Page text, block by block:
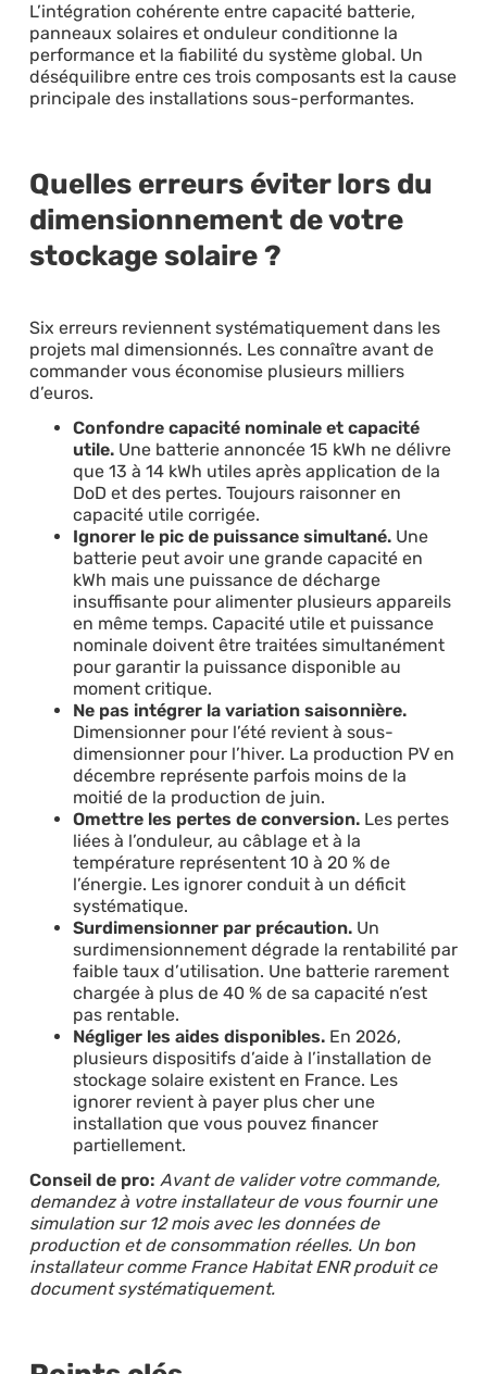
L’intégration cohérente entre capacité batterie,
panneaux solaires et onduleur conditionne la
performance et la fiabilité du système global. Un
déséquilibre entre ces trois composants est la cause
principale des installations sous-performantes.
Quelles erreurs éviter lors du
dimensionnement de votre
stockage solaire ?
Six erreurs reviennent systématiquement dans les
projets mal dimensionnés. Les connaître avant de
commander vous économise plusieurs milliers
d’euros.
Confondre capacité nominale et capacité
utile.Une batterie annoncée 15 kWh ne délivre
que 13 à 14 kWh utiles après application de la
DoD et des pertes. Toujours raisonner en
capacité utile corrigée.
Ignorer le pic de puissance simultané.Une
batterie peut avoir une grande capacité en
kWh mais une puissance de décharge
insuffisante pour alimenter plusieurs appareils
en même temps. Capacité utile et puissance
nominale doivent être traitées simultanément
pour garantir la puissance disponible au
moment critique.
Ne pas intégrer la variation saisonnière.
Dimensionner pour l’été revient à sous-
dimensionner pour l’hiver. La production PV en
décembre représente parfois moins de la
moitié de la production de juin.
Omettre les pertes de conversion.Les pertes
liées à l’onduleur, au câblage et à la
température représentent 10 à 20 % de
l’énergie. Les ignorer conduit à un déficit
systématique.
Surdimensionner par précaution.Un
surdimensionnement dégrade la rentabilité par
faible taux d’utilisation. Une batterie rarement
chargée à plus de 40 % de sa capacité n’est
pas rentable.
Négliger les aides disponibles.En 2026,
plusieurs dispositifs d’aide à l’installation de
stockage solaire existent en France. Les
ignorer revient à payer plus cher une
installation que vous pouvez financer
partiellement.
Conseil de pro: Avant de valider votre commande,
demandez à votre installateur de vous fournir une
simulation sur 12 mois avec les données de
production et de consommation réelles. Un bon
installateur comme France Habitat ENR produit ce
document systématiquement.